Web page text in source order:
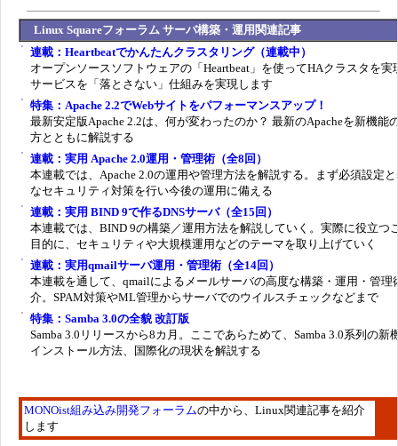
Linux Squareフォーラム サーバ構築・運用関連記事
連載：Heartbeatでかんたんクラスタリング（連載中）
オープンソースソフトウェアの「Heartbeat」を使ってHAクラスタを実
サービスを「落とさない」仕組みを実現します
特集：Apache 2.2でWebサイトをパフォーマンスアップ！
最新安定版Apache 2.2は、何が変わったのか？ 最新のApacheを新機能
方とともに解説する
連載：実用 Apache 2.0運用・管理術（全8回）
本連載では、Apache 2.0の運用や管理方法を解説する。まず必須設定
なセキュリティ対策を行い今後の運用に備える
連載：実用 BIND 9で作るDNSサーバ（全15回）
本連載では、BIND 9の構築／運用方法を解説していく。実際に役立つ
目的に、セキュリティや大規模運用などのテーマを取り上げていく
連載：実用qmailサーバ運用・管理術（全14回）
本連載を通して、qmailによるメールサーバの高度な構築・運用・管理
介。SPAM対策やML管理からサーバでのウイルスチェックなどまで
特集：Samba 3.0の全貌 改訂版
Samba 3.0リリースから8カ月。ここであらためて、Samba 3.0系列の新
インストール方法、国際化の現状を解説する
MONOist組み込み開発フォーラムの中から、Linux関連記事を紹介
します